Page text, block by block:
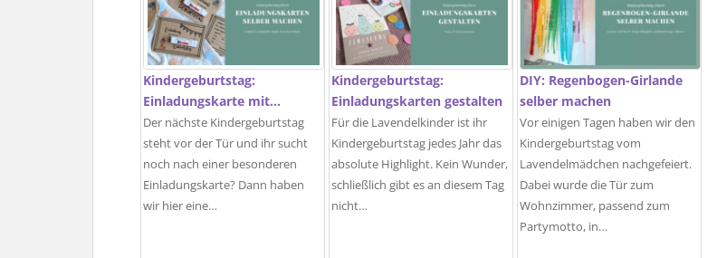
Kindergeburtstag:
Einladungskarte mit…
Der nächste Kindergeburtstag
steht vor der Tür und ihr sucht
noch nach einer besonderen
Einladungskarte? Dann haben
wir hier eine…
Kindergeburtstag:
Einladungskarten gestalten
Für die Lavendelkinder ist ihr
Kindergeburtstag jedes Jahr das
absolute Highlight. Kein Wunder,
schließlich gibt es an diesem Tag
nicht…
DIY: Regenbogen-Girlande
selber machen
Vor einigen Tagen haben wir den
Kindergeburtstag vom
Lavendelmädchen nachgefeiert.
Dabei wurde die Tür zum
Wohnzimmer, passend zum
Partymotto, in…